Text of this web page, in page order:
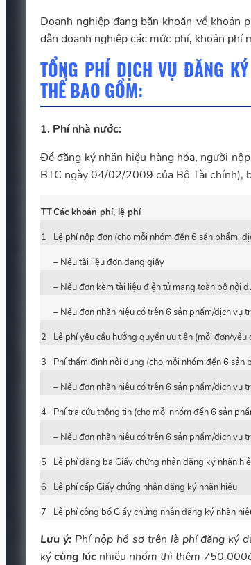
Doanh nghiệp đang băn khoăn về khoản
dẫn doanh nghiệp các mức phí, khoản phí
TỔNG PHÍ DỊCH VỤ ĐĂNG
THỂ BAO GỒM:
1. Phí nhà nước:
Để đăng ký nhãn hiệu hàng hóa, người
BTC ngày 04/02/2009 của Bộ Tài chính),
TTCác khoản phí, lệ phí
1
Lệ phí nộp đơn (cho mỗi nhóm đến 6 sản phẩm,
– Nếu tài liệu đơn dạng giấy
– Nếu đơn kèm tài liệu điện tử mang toàn bộ nội
– Nếu đơn nhãn hiệu có trên 6 sản phẩm/dịch vụ
2
Lệ phí yêu cầu hưởng quyền ưu tiên (mỗi đơn/yêu
3
Phí thẩm định nội dung (cho mỗi nhóm đến 6 sản
– Nếu đơn nhãn hiệu có trên 6 sản phẩm/dịch vụ
4
Phí tra cứu thông tin (cho mỗi nhóm đến 6 sản
– Nếu đơn nhãn hiệu có trên 6 sản phẩm/dịch vụ
5
Lệ phí đăng bạ Giấy chứng nhận đăng ký nhãn
6
Lệ phí cấp Giấy chứng nhận đăng ký nhãn hiệu
7
Lệ phí công bố Giấy chứng nhận đăng ký nhãn
Lưu ý:Phí nộp hồ sơ trên là phí đăng ký
kýcùng lúc nhiều nhóm thì thêm